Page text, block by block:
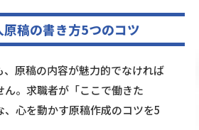
稿の書き方5つのコツ
、原稿の内容が魅力的でなければ
ん。求職者が「ここで働きた
、心を動かす原稿作成のコツを5